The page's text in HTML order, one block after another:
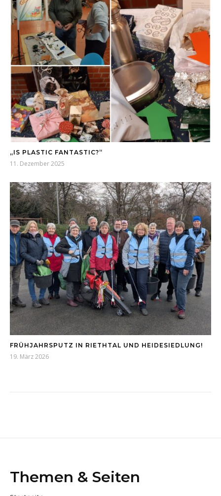
„IS PLASTIC FANTASTIC?“
11. Dezember 2025
FRÜHJAHRSPUTZ IN RIETHTAL UND HEIDESIEDLUNG!
19. März 2026
Themen & Seiten